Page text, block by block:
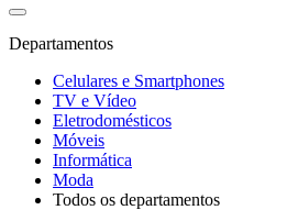
Departamentos
Celulares e Smartphones
TV e Vídeo
Eletrodomésticos
Móveis
Informática
Moda
Todos os departamentos